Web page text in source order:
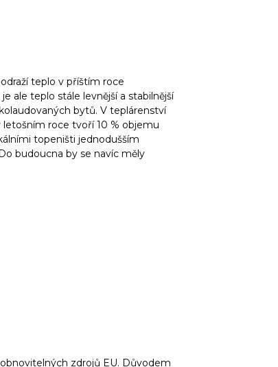
teplo v příštím roce
ale teplo stále levnější a stabilnější
bytů. V teplárenství
letošním roce tvoří 10 % objemu
topeništi jednodušším
budoucna by se navíc měly
zdrojů EU. Důvodem